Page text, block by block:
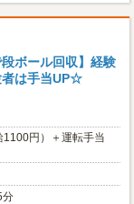
段ボール回収】経験
者は手当UP☆
円）＋運転手当
分